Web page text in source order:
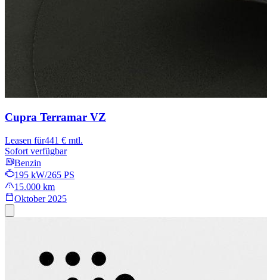
Cupra Terramar VZ
Leasen für441 € mtl.
Sofort verfügbar
Benzin
195 kW/265 PS
15.000 km
Oktober 2025